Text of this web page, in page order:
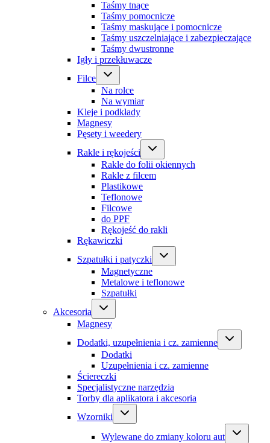
Taśmy tnące
Taśmy pomocnicze
Taśmy maskujące i pomocnicze
Taśmy uszczelniające i zabezpieczające
Taśmy dwustronne
Igły i przekłuwacze
Filce
Na rolce
Na wymiar
Kleje i podkłady
Magnesy
Pęsety i weedery
Rakle i rękojeści
Rakle do folii okiennych
Rakle z filcem
Plastikowe
Teflonowe
Filcowe
do PPF
Rękojeść do rakli
Rękawiczki
Szpatułki i patyczki
Magnetyczne
Metalowe i teflonowe
Szpatułki
Akcesoria
Magnesy
Dodatki, uzupełnienia i cz. zamienne
Dodatki
Uzupełnienia i cz. zamienne
Ściereczki
Specjalistyczne narzędzia
Torby dla aplikatora i akcesoria
Wzorniki
Wylewane do zmiany koloru aut